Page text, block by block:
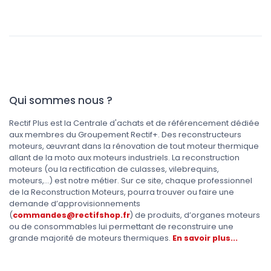
Qui sommes nous ?
Rectif Plus est la Centrale d'achats et de référencement dédiée
aux membres du Groupement Rectif+. Des reconstructeurs
moteurs, œuvrant dans la rénovation de tout moteur thermique
allant de la moto aux moteurs industriels. La reconstruction
moteurs (ou la rectification de culasses, vilebrequins,
moteurs,...) est notre métier. Sur ce site, chaque professionnel
de la Reconstruction Moteurs, pourra trouver ou faire une
demande d’approvisionnements
(commandes@rectifshop.fr) de produits, d’organes moteurs
ou de consommables lui permettant de reconstruire une
grande majorité de moteurs thermiques. En savoir plus...